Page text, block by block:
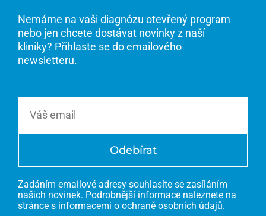
Nemáme na vaši diagnózu otevřený program
nebo jen chcete dostávat novinky z naší
kliniky? Přihlaste se do emailového
newsletteru.
Odebírat
Zadáním emailové adresy souhlasíte se zasíláním
našich novinek. Podrobnější informace naleznete na
stránce s informacemi o ochraně osobních údajů.